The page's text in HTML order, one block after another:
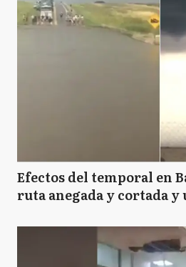
Efectos del temporal en
ruta anegada y cortada